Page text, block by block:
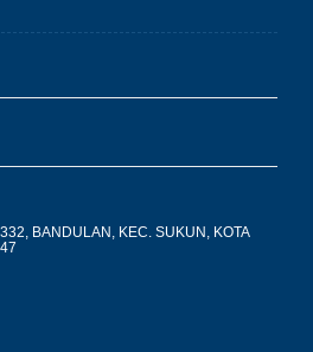
BANDULAN, KEC. SUKUN, KOTA